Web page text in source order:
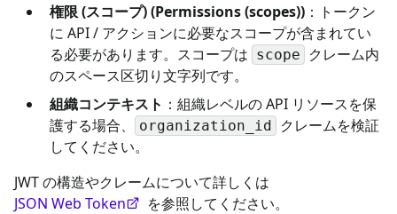
権限 (スコープ) (Permissions (scopes)) ：トークン
に API / アクションに必要なスコープが含まれてい
る必要があります。スコープは scope
クレーム内
のスペース区切り文字列です。
組織コンテキスト ：組織レベルの API リソースを保
護する場合、
organization_id
クレームを検証
してください。
JWT の構造やクレームについて詳しくは
JSON Web Token
を参照してください。